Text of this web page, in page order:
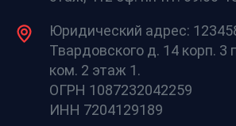
Юридический адрес:
Твардовского д. 14 корп.
ком. 2 этаж 1.
ОГРН 1087232042259
ИНН 7204129189